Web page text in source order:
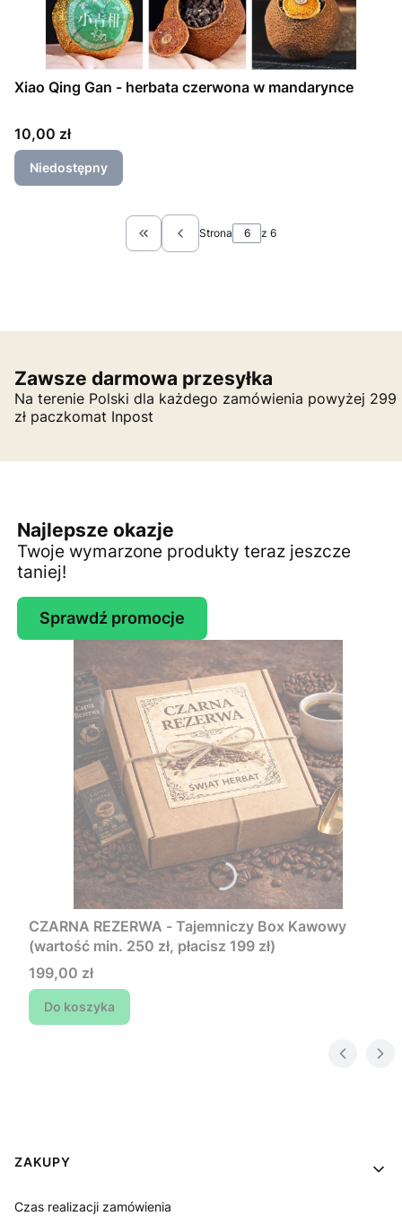
Xiao Qing Gan - herbata czerwona w mandarynce
Cena
10,00 zł
Niedostępny
Wróć do pierwszej strony z produktami
Strona z 6
Zawsze darmowa przesyłka
Na terenie Polski dla każdego zamówienia powyżej 299
zł paczkomat Inpost
Najlepsze okazje
Twoje wymarzone produkty teraz jeszcze
taniej!
Sprawdź promocje
CZARNA REZERWA - Tajemniczy Box Kawowy
(wartość min. 250 zł, płacisz 199 zł)
Cena
199,00 zł
Do koszyka
Linki w stopce
ZAKUPY
Czas realizacji zamówienia